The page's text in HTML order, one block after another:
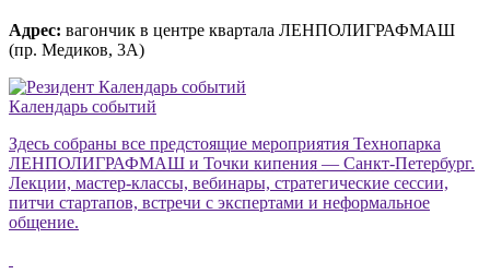
Адрес: вагончик в центре квартала ЛЕНПОЛИГРАФМАШ
(пр. Медиков, 3А)
Календарь событий
Здесь собраны все предстоящие мероприятия Технопарка
ЛЕНПОЛИГРАФМАШ и Точки кипения — Санкт-Петербург.
Лекции, мастер-классы, вебинары, стратегические сессии,
питчи стартапов, встречи с экспертами и неформальное
общение.